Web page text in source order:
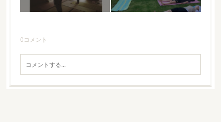
0コメント